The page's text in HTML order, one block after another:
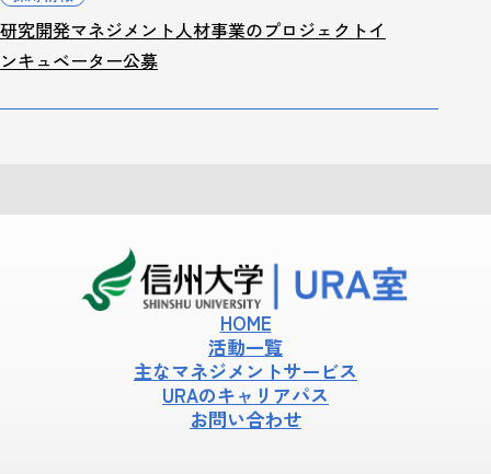
研究開発マネジメント人材事業のプロジェクトイ
ンキュベーター公募
HOME
活動一覧
主なマネジメントサービス
URAのキャリアパス
お問い合わせ